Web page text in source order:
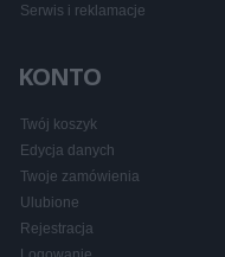
Serwis i reklamacje
KONTO
Twój koszyk
Edycja danych
Twoje zamówienia
Ulubione
Rejestracja